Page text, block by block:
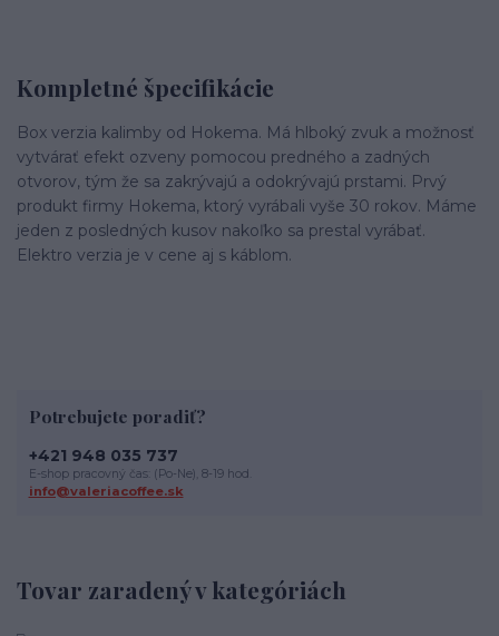
Kompletné špecifikácie
Box verzia kalimby od Hokema. Má hlboký zvuk a možnosť
vytvárať efekt ozveny pomocou predného a zadných
otvorov, tým že sa zakrývajú a odokrývajú prstami. Prvý
produkt firmy Hokema, ktorý vyrábali vyše 30 rokov. Máme
jeden z posledných kusov nakoľko sa prestal vyrábať.
Elektro verzia je v cene aj s káblom.
Tovar zaradený v kategóriách
Potrebujete poradiť?
+421 948 035 737
E-shop pracovný čas: (Po-Ne), 8-19 hod.
info@valeriacoffee.sk